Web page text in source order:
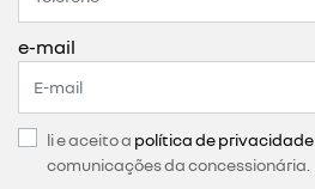
e-mail
li e aceito a política de privacidade
comunicações da concessionária.